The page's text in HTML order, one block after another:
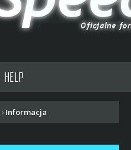
HELP
› Informacja